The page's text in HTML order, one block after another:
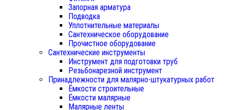
Запорная арматура
Подводка
Уплотнительные материалы
Сантехническое оборудование
Прочистное оборудование
Сантехнические инструменты
Инструмент для подготовки труб
Резьбонарезной инструмент
Принадлежности для малярно-штукатурных работ
Ёмкости строительные
Ёмкости малярные
Малярные ленты